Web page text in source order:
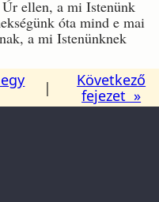
ellen, a mi Istenünk
óta mind e mai
a mi Istenünknek
|
Következő
fejezet »